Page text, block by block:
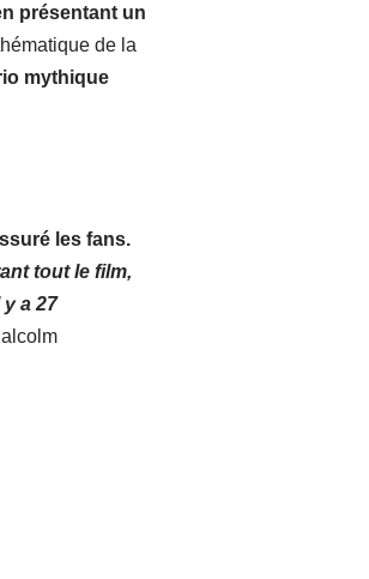
présentant un
de la
mythique
les fans.
tout le film,
a 27